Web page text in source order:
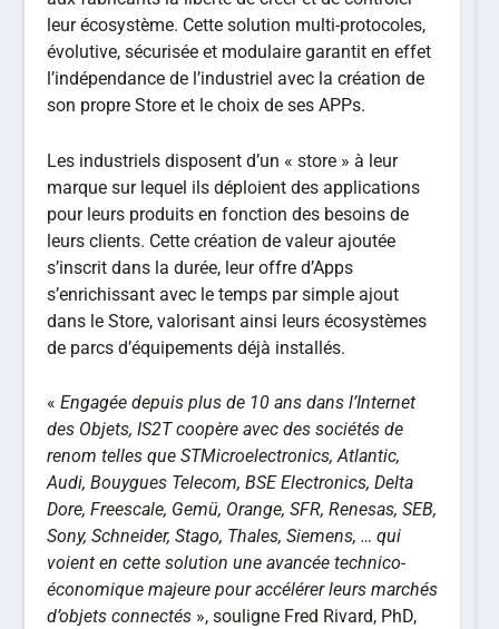
leur écosystème. Cette solution multi-protocoles,
évolutive, sécurisée et modulaire garantit en effet
l’indépendance de l’industriel avec la création de
son propre Store et le choix de ses APPs.
Les industriels disposent d’un « store » à leur
marque sur lequel ils déploient des applications
pour leurs produits en fonction des besoins de
leurs clients. Cette création de valeur ajoutée
s’inscrit dans la durée, leur offre d’Apps
s’enrichissant avec le temps par simple ajout
dans le Store, valorisant ainsi leurs écosystèmes
de parcs d’équipements déjà installés.
«Engagée depuis plus de 10 ans dans l’Internet
des Objets, IS2T coopère avec des sociétés de
renom telles que STMicroelectronics, Atlantic,
Audi, Bouygues Telecom, BSE Electronics, Delta
Dore, Freescale, Gemü, Orange, SFR, Renesas, SEB,
Sony, Schneider, Stago, Thales, Siemens, … qui
voient en cette solution une avancée technico-
économique majeure pour accélérer leurs marchés
d’objets connectés », souligne Fred Rivard, PhD,